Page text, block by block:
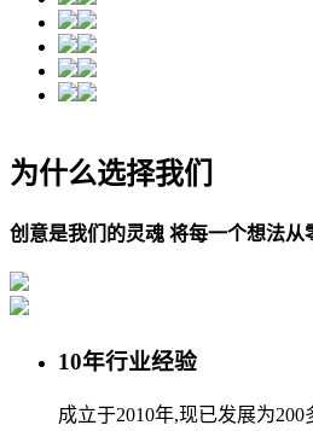
为什么选择我们
创意是我们的灵魂 将每一个想法从
10年行业经验
成立于2010年,现已发展为